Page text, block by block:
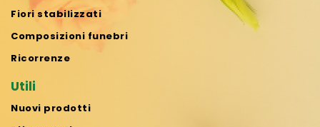
Fiori stabilizzati
Composizioni funebri
Ricorrenze
Utili
Nuovi prodotti